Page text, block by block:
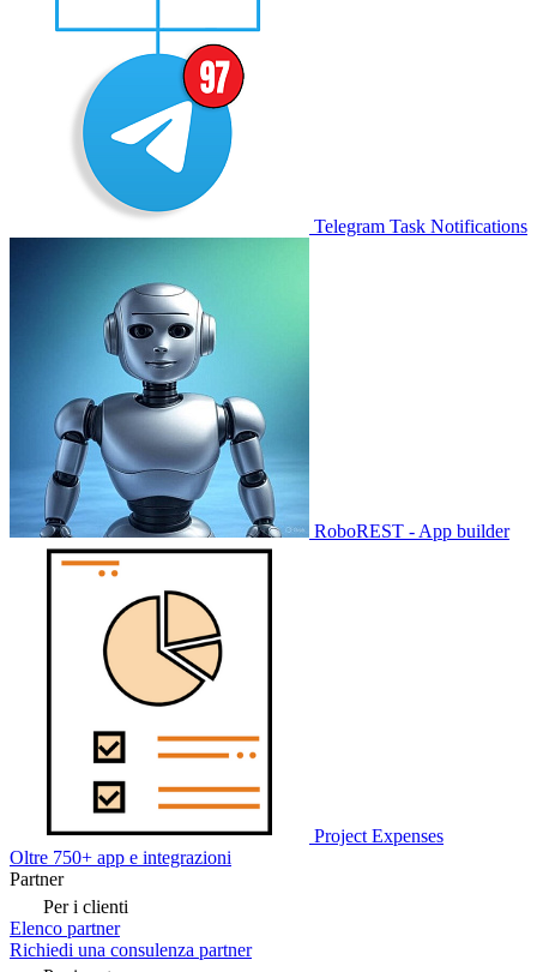
Telegram Task Notifications
RoboREST - App builder
Project Expenses
Oltre 750+ app e integrazioni
Partner
Per i clienti
Elenco partner
Richiedi una consulenza partner